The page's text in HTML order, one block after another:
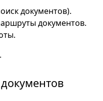
документов).
документов.